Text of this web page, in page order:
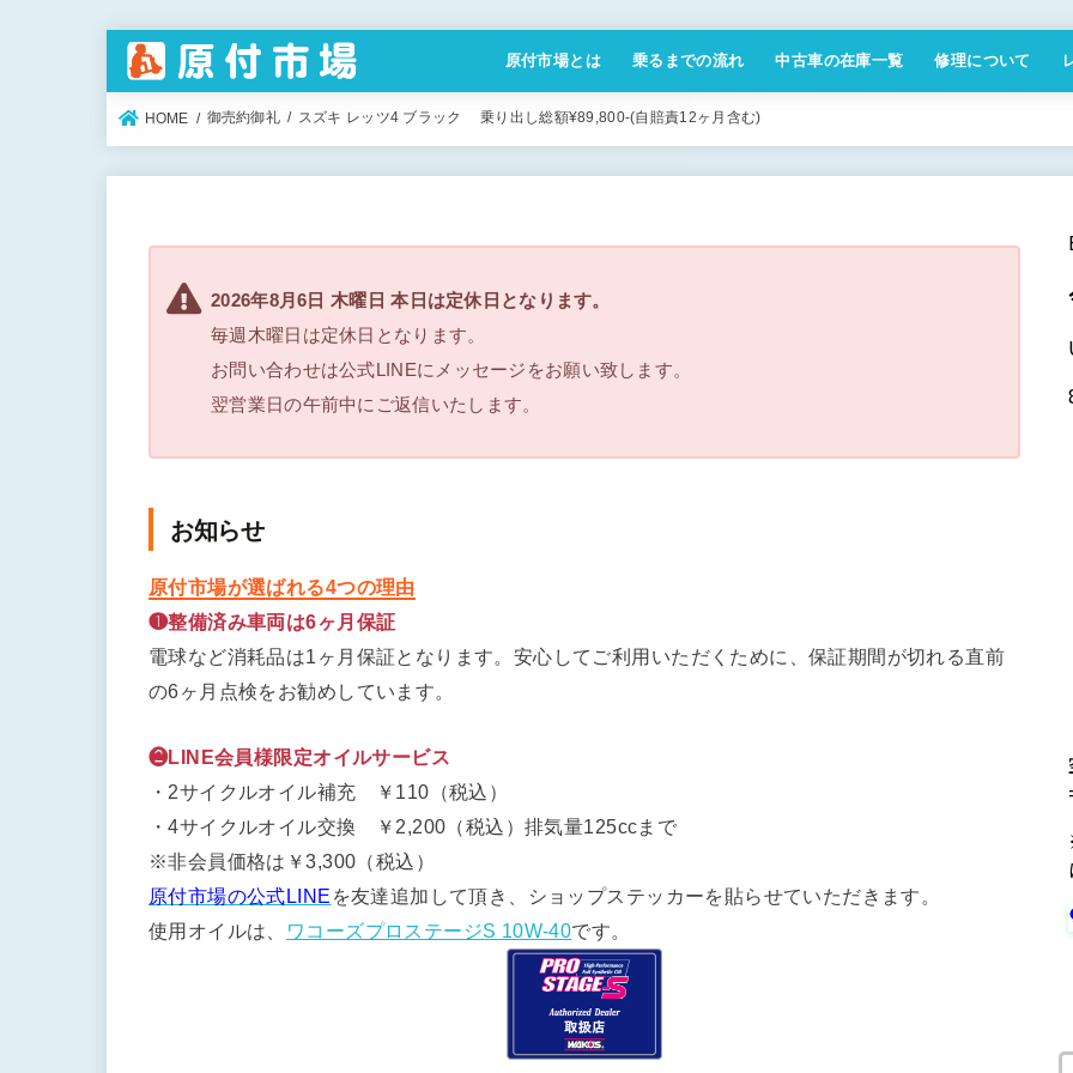
原付市場とは
特定商取引法に基づく表記
乗るまでの流れ 中古車の在庫一覧 修理について
HOME 御売約御礼 スズキ レッツ4 ブラック 乗り出し総額¥89,800-(自賠責12ヶ月含む)
2026年8月6日 木曜日 本日は定休日となります。
毎週木曜日は定休日となります。
お問い合わせは公式LINEにメッセージをお願い致します。
翌営業日の午前中にご返信いたします。
お知らせ
原付市場が選ばれる4つの理由
❶整備済み車両は6ヶ月保証
電球など消耗品は1ヶ月保証となります。安心してご利用いただくために、保証期間が切れる直前
の6ヶ月点検をお勧めしています。
❷LINE会員様限定オイルサービス
・2サイクルオイル補充 ￥110（税込）
・4サイクルオイル交換 ￥2,200（税込）排気量125ccまで
※非会員価格は￥3,300（税込）
原付市場の公式LINE を友達追加して頂き、ショップステッカーを貼らせていただきます。
使用オイルは、
ワコーズプロステージS 10W-40です。